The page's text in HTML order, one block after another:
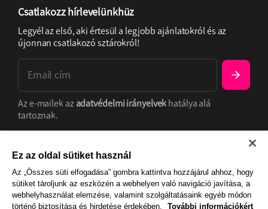
Csatlakozz hírlevelünkhüz
Legyél az első, aki értesül a legjobb ajánlatokról és az
újonnan csatlakozó sztárokról!
Az e-mailek az adatvédelmi irányelvek hatálya alá
tartoznak.
beállítások
Ez az oldal sütiket használ
Az „Összes süti elfogadása” gombra kattintva hozzájárul ahhoz, hogy
sütiket tároljunk az eszközén a webhelyen való navigáció javítása, a
webhelyhasználat elemzése, valamint szolgáltatásaink egyéb módon
történő biztosítása és hirdetése érdekében.
További információkért